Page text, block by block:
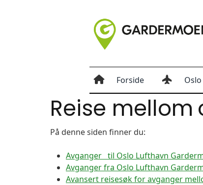
Forside
Reise mellom
På denne siden finner du:
Avganger til Oslo Lufthavn
Avganger fra Oslo Lufthavn
Avansert reisesøk for avganger